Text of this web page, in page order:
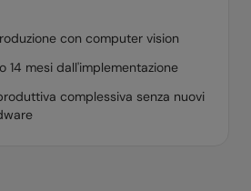
con computer vision
14 mesi dall'implementazione
complessiva senza nuovi